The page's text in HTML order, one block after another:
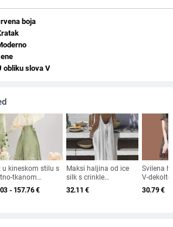
boja
obliku slova V
u kineskom stilu s
tkanom
i motívom
profila,
- 157.76€
Maksi haljina od ice
silk s crinkle
teksturom, otvoreni
leđa i tanke
32.11 €
Svilena
V-
duljina,
30.79€